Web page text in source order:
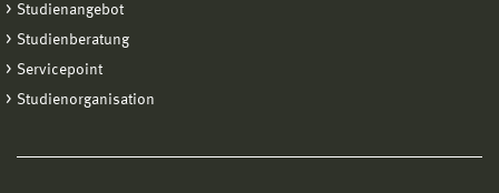
Studienangebot
Studienberatung
Servicepoint
Studienorganisation